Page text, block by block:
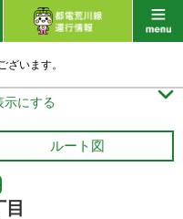
ざいます。
示にする 
ルート図